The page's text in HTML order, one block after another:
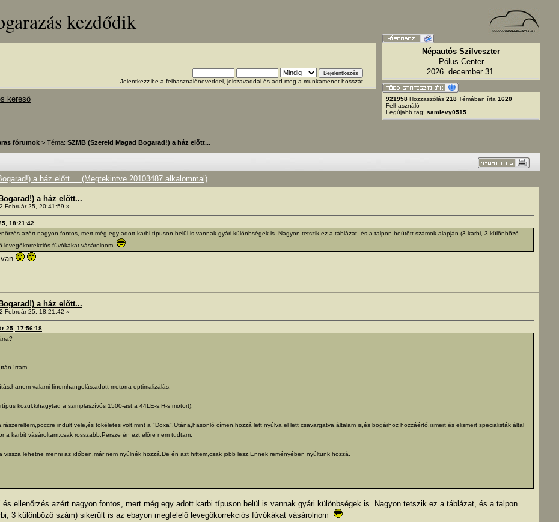
kezdődik
Jelentkezz be a felhasználóneveddel, jelszavaddal és add meg a munkamenet hosszát
kereső
Népautós Szilveszter
Pólus Center
2026. december 31.
921958 Hozzaszólás 218 Témában írta 1620
Felhasználó
Legújabb tag: samlevy0515
fórumok > Téma: SZMB (Szereld Magad Bogarad!) a ház előtt...
a ház előtt... (Megtekintve 20103487 alkalommal)
a ház előtt...
Február 25, 20:41:59 »
18:21:42
azért nagyon fontos, mert még egy adott karbi típuson belül is vannak gyári különbségek is. Nagyon tetszik ez a táblázat, és a talpon beütött számok alapján (3 karbi, 3 különböző
levegőkorrekciós fúvókákat vásárolnom
a ház előtt...
Február 25, 18:21:42 »
25, 17:56:18
írtam.
valami finomhangolás,adott motorra optimalizálás.
közül,kihagytad a szimplaszívós 1500-ast,a 44LE-s,H-s motort).
indult vele,és tökéletes volt,mint a "Doxa".Utána,hasonló címen,hozzá lett nyúlva,el lett csavargatva,általam is,és bogárhoz hozzáértő,ismert és elismert specialisták által
a karbit vásároltam,csak rosszabb.Persze én ezt előre nem tudtam.
vissza lehetne menni az időben,már nem nyúlnék hozzá.De én azt hittem,csak jobb lesz.Ennek reményében nyúltunk hozzá.
ellenőrzés azért nagyon fontos, mert még egy adott karbi típuson belül is vannak gyári különbségek is. Nagyon tetszik ez a táblázat, és a talpon
3 különböző szám) sikerült is az ebayon megfelelő levegőkorrekciós fúvókákat vásárolnom